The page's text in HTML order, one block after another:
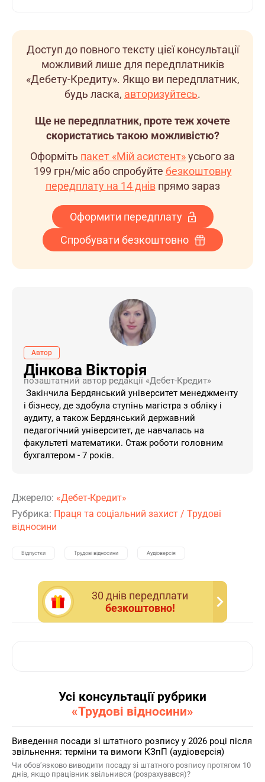
Доступ до повного тексту цієї консультації
можливий лише для передплатників
«Дебету-Кредиту». Якщо ви передплатник,
будь ласка, авторизуйтесь.
Ще не передплатник, проте теж хочете
скористатись такою можливістю?
Оформіть пакет «Мій асистент»усього за
199 грн/місабо спробуйте безкоштовну
передплату на 14 днівпрямо зараз
Оформити передплату
Спробувати безкоштовно
Автор
Дінкова Вікторія
позаштатний автор редакції «Дебет-Кредит»
Закінчила Бердянський університет менеджменту
і бізнесу, де здобула ступінь магістра з обліку і
аудиту, а також Бердянський державний
педагогічний університет, де навчалась на
факультеті математики. Стаж роботи головним
бухгалтером - 7 років.
Джерело: «Дебет-Кредит»
Рубрика: Праця та соціальний захист / Трудові
відносини
Відпустки Трудові відносини Аудіоверсія
30 днiв передплати
безкоштовно!
Усі консультації рубрики
«Трудові відносини»
Виведення посади зі штатного розпису у 2026 році після
звільнення: терміни та вимоги КЗпП (аудіоверсія)
Чи обов’язково виводити посаду зі штатного розпису протягом 10
днів, якщо працівник звільнився (розрахувався)?